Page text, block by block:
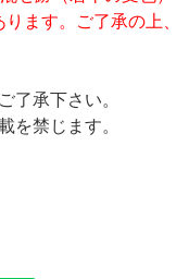
ます。ご了承の上、
了承下さい。
を禁じます。